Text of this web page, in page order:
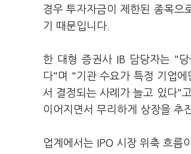
경우 투자자금이 제한된 종목으
기 때문입니다.
한 대형 증권사 IB 담당자는 "
다"며 "기관 수요가 특정 기업에
서 결정되는 사례가 늘고 있다"
이어지면서 무리하게 상장을 추
업계에서는 IPO 시장 위축 흐름